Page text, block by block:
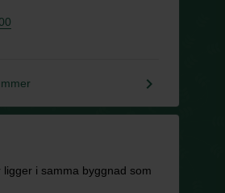
keyboard_arrow_right
ligger i samma byggnad som